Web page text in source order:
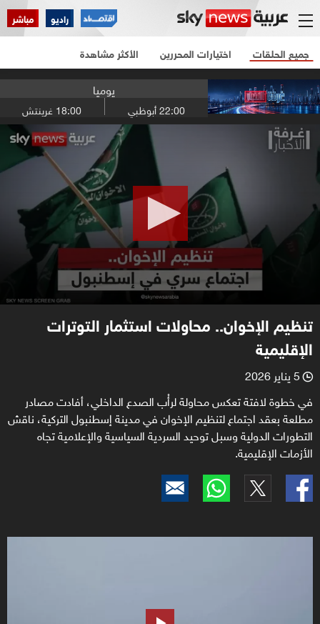
راديو مباشر
جميع الحلقات اختيارات المحررين الأكثر مشاهدة
يوميا
22:00أبوظبي 18:00 غرينتش
seconds
22
seconds
تنظيم الإخوان.. محاولات استثمار التوترات
الإقليمية
l 5 يناير 2026
في خطوة لافتة تعكس محاولة لرأْب الصدع الداخلي، أفادت مصادر
مطلعة بعقد اجتماع لتنظيم الإخوان في مدينة إسطنبول التركية، ناقش
التطورات الدولية وسبل توحيد السردية السياسية والإعلامية تجاه
الأزمات الإقليمية.